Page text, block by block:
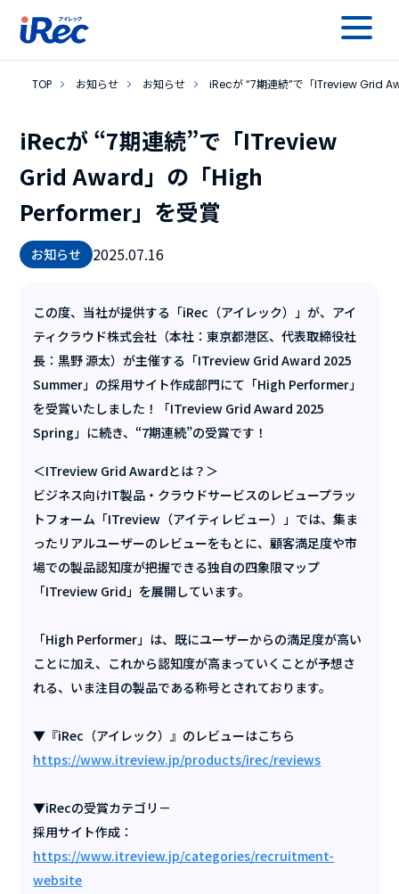
TOP お知らせ お知らせ iRecが “7期連続”で「ITreview Grid
iRecが “7期連続”で「ITreview
Grid Award」の「High
Performer」を受賞
お知らせ 2025.07.16
この度、当社が提供する「iRec（アイレック）」が、アイ
ティクラウド株式会社（本社：東京都港区、代表取締役社
長：黒野 源太）が主催する「ITreview Grid Award 2025
Summer」の採用サイト作成部門にて「High Performer」
を受賞いたしました！「ITreview Grid Award 2025
Spring」に続き、“7期連続”の受賞です！
＜ITreview Grid Awardとは？＞
ビジネス向けIT製品・クラウドサービスのレビュープラッ
トフォーム「ITreview（アイティレビュー）」では、集ま
ったリアルユーザーのレビューをもとに、顧客満足度や市
場での製品認知度が把握できる独自の四象限マップ
「ITreview Grid」を展開しています。
「High Performer」は、既にユーザーからの満足度が高い
ことに加え、これから認知度が高まっていくことが予想さ
れる、いま注目の製品である称号とされております。
▼『iRec（アイレック）』のレビューはこちら
https://www.itreview.jp/products/irec/reviews
▼iRecの受賞カテゴリ－
採用サイト作成：
https://www.itreview.jp/categories/recruitment-
website